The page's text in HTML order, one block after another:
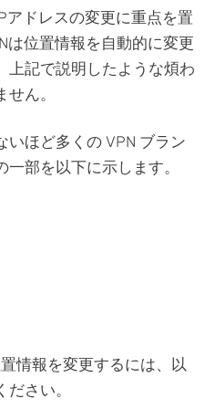
アドレスの変更に重点を置
は位置情報を自動的に変更
上記で説明したような煩わ
ん。
いほど多くの VPN ブラン
一部を以下に示します。
情報を変更するには、以
さい。